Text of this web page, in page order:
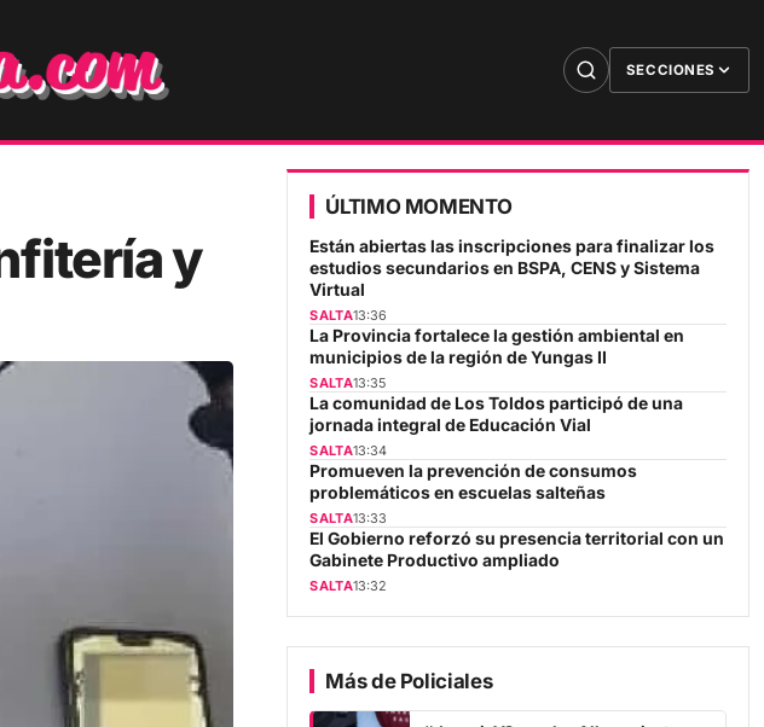
SECCIONES
y
ÚLTIMO MOMENTO
Están abiertas las inscripciones para finalizar los
estudios secundarios en BSPA, CENS y Sistema
Virtual
SALTA13:36
La Provincia fortalece la gestión ambiental en
municipios de la región de Yungas II
SALTA13:35
La comunidad de Los Toldos participó de una
jornada integral de Educación Vial
SALTA13:34
Promueven la prevención de consumos
problemáticos en escuelas salteñas
SALTA13:33
El Gobierno reforzó su presencia territorial con un
Gabinete Productivo ampliado
SALTA13:32
Más de Policiales